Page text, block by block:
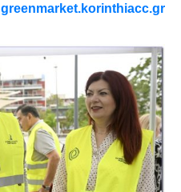
greenmarket.korinthiacc.gr